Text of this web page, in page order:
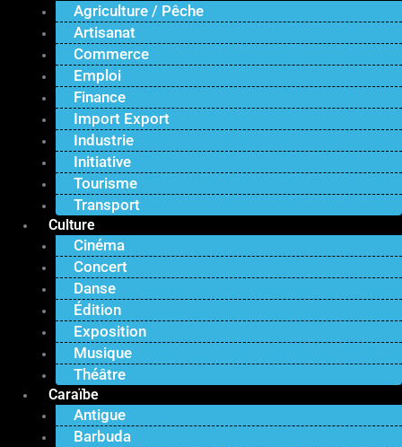
Agriculture / Pêche
Artisanat
Commerce
Emploi
Finance
Import Export
Industrie
Initiative
Tourisme
Transport
Culture
Cinéma
Concert
Danse
Édition
Exposition
Musique
Théâtre
Caraïbe
Antigue
Barbuda